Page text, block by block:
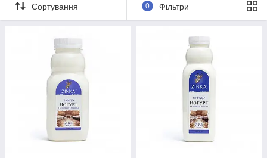
Сортування 0 Фільтри